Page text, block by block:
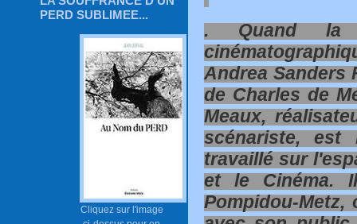
PERD SUBLIMEE...
Cliquez sur l'image
. Quand la
Andrea Sanders
de Charles de
Meaux,
scénariste, est
travaillé sur
et le Cinéma.
Pompidou-